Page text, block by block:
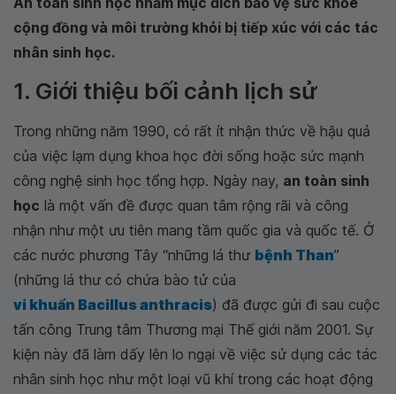
cộng đồng và môi trường khỏi bị tiếp xúc với các tác
nhân sinh học.
1. Giới thiệu bối cảnh lịch sử
Trong những năm 1990, có rất ít nhận thức về hậu quả
của việc lạm dụng khoa học đời sống hoặc sức mạnh
công nghệ sinh học tổng hợp. Ngày nay, an toàn sinh
học là một vấn đề được quan tâm rộng rãi và công
nhận như một ưu tiên mang tầm quốc gia và quốc tế. Ở
các nước phương Tây “những lá thư bệnh Than”
(những lá thư có chứa bào tử của
vi khuẩn Bacillus anthracis) đã được gửi đi sau cuộc
tấn công Trung tâm Thương mại Thế giới năm 2001. Sự
kiện này đã làm dấy lên lo ngại về việc sử dụng các tác
nhân sinh học như một loại vũ khí trong các hoạt động